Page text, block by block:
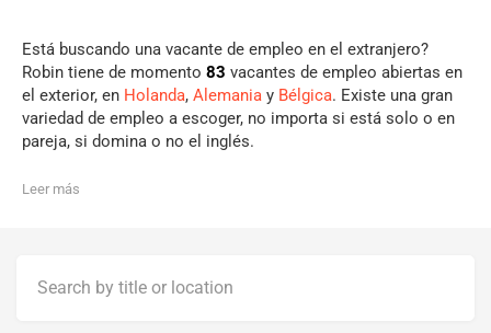
Está buscando una vacante de empleo en el extranjero?
Robin tiene de momento 83 vacantes de empleo abiertas en
el exterior, en Holanda, Alemania y Bélgica. Existe una gran
variedad de empleo a escoger, no importa si está solo o en
pareja, si domina o no el inglés.
Leer más